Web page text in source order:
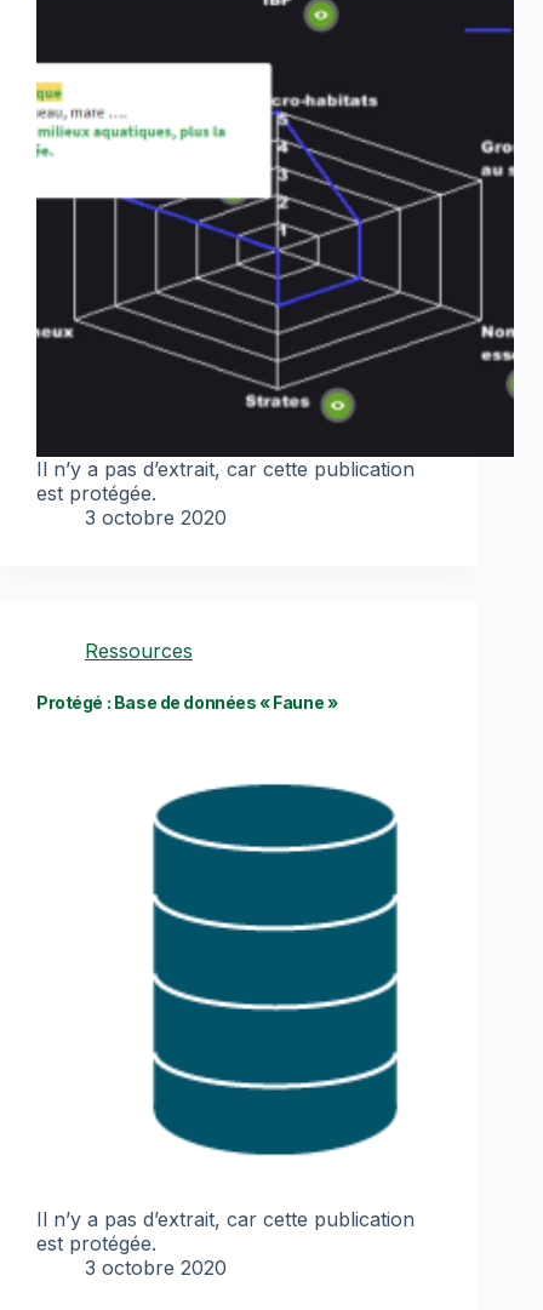
Il n’y a pas d’extrait, car cette publication
est protégée.
3 octobre 2020
Ressources
Protégé : Base de données « Faune »
Il n’y a pas d’extrait, car cette publication
est protégée.
3 octobre 2020